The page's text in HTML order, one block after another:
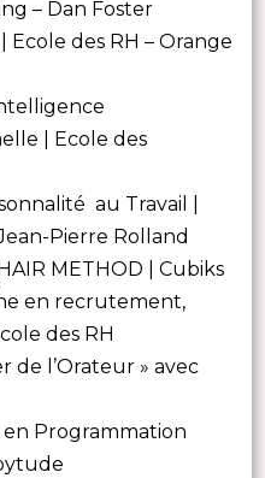
– Dan Foster
Ecole des RH – Orange
| Ecole des
au Travail |
Pierre Rolland
METHOD | Cubiks
en recrutement,
des RH
de l’Orateur » avec
en Programmation